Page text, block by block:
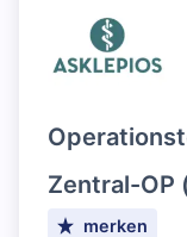
Zentral-OP
merken